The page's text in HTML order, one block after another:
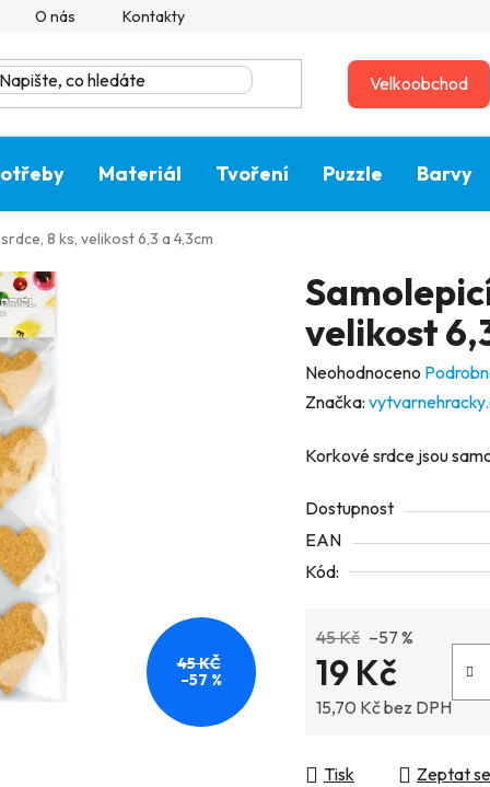
O nás Kontakty
Velkoobchod
Materiál Tvoření Puzzle Barvy
8 ks, velikost 6,3 a 4,3cm
velikost
Průměrné
hodnocení
je
z
5
hvězdiček.
Neohodnoceno
Značka:
Korkové srdce jsou
Dostupnost
EAN
Kód:
45 Kč –57 %
19 Kč
15,70 Kč bez DPH
Tisk Zeptat se
45 KČ
–57 %